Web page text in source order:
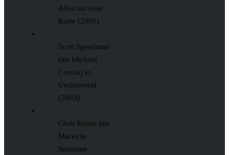
Alles auf eine
Karte (2001)
Scott Speedman
(als Michael
Corvin) in
Underworld
(2003)
Chris Evans (als
Mace) in
Sunshine